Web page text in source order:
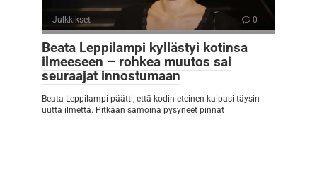
Julkkikset 0
Beata Leppilampi kyllästyi kotinsa
ilmeeseen – rohkea muutos sai
seuraajat innostumaan
Beata Leppilampi päätti, että kodin eteinen kaipasi täysin
uutta ilmettä. Pitkään samoina pysyneet pinnat